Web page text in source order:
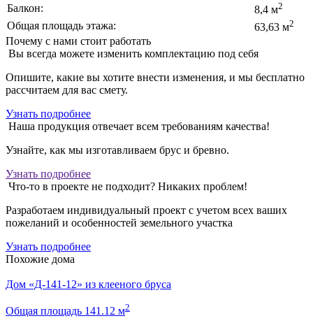
Балкон: 8,4 м2
Общая площадь этажа: 63,63 м2
Почему с нами стоит работать
Вы всегда можете изменить комплектацию под себя
Опишите, какие вы хотите внести изменения, и мы бесплатно
рассчитаем для вас смету.
Узнать подробнее
Наша продукция отвечает всем требованиям качества!
Узнайте, как мы изготавливаем брус и бревно.
Узнать подробнее
Что-то в проекте не подходит? Никаких проблем!
Разработаем индивидуальный проект с учетом всех ваших
пожеланий и особенностей земельного участка
Узнать подробнее
Похожие дома
Дом «Д-141-12» из клееного бруса
Общая площадь 141.12 м2